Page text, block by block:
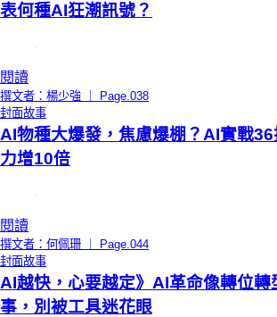
表何種AI狂潮訊號？
閱讀
撰文者：楊少強 ｜ Page.038
封面故事
AI物種大爆發，焦慮爆棚？AI實戰
力增10倍
閱讀
撰文者：何佩珊 ｜ Page.044
封面故事
AI越快，心要越定》AI革命像轉位轉
事，別被工具迷花眼